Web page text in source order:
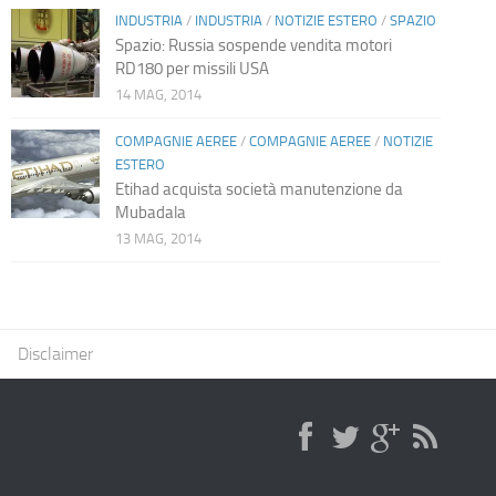
INDUSTRIA / INDUSTRIA / NOTIZIE ESTERO / SPAZIO
Spazio: Russia sospende vendita motori
RD180 per missili USA
14 MAG, 2014
COMPAGNIE AEREE/ COMPAGNIE AEREE/ NOTIZIE
ESTERO
Etihad acquista società manutenzione da
Mubadala
13 MAG, 2014
Disclaimer